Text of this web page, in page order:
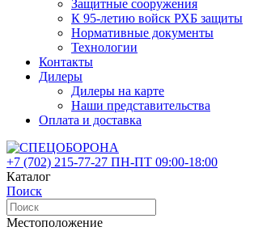
Защитные сооружения
К 95-летию войск РХБ защиты
Нормативные документы
Технологии
Контакты
Дилеры
Дилеры на карте
Наши представительства
Оплата и доставка
+7 (702) 215-77-27 ПН-ПТ 09:00-18:00
Каталог
Поиск
Местоположение